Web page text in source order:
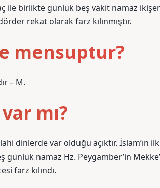
ile birlikte günlük beş vakit namaz
rekat olarak farz kılınmıştır.
mensuptur?
– M.
mı?
dinlerde var olduğu açıktır. İslam’ın ilk
günlük namaz Hz. Peygamber’in
farz kılındı.